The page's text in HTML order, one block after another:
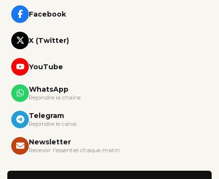
Facebook
X (Twitter)
YouTube
WhatsApp
Rejoindre la chaîne
Telegram
Rejoindre le canal
Newsletter
Recevoir l'essentiel chaque matin